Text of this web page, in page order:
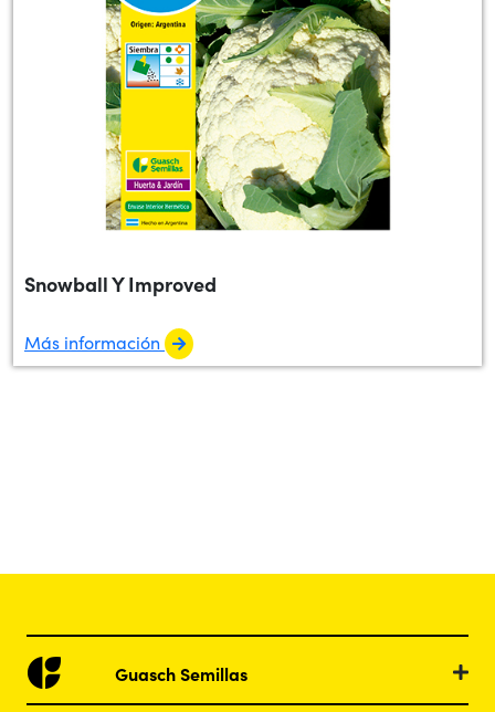
Snowball Y Improved
Más información
Guasch Semillas